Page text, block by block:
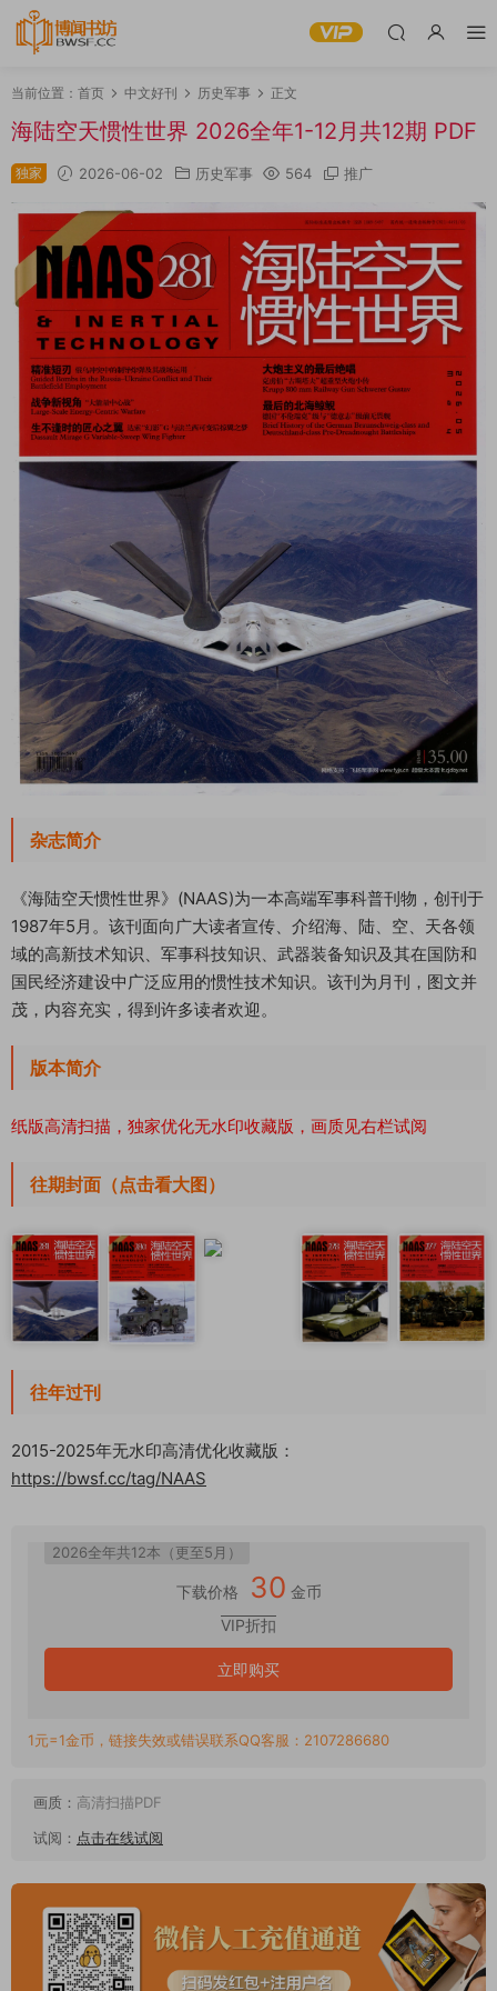
当前位置： 首页 中文好刊 历史军事 正文
海陆空天惯性世界 2026全年1-12月共12期 PDF
独家 2026-06-02 历史军事 564 推广
杂志简介
《海陆空天惯性世界》(NAAS)为一本高端军事科普刊物，创刊于
1987年5月。该刊面向广大读者宣传、介绍海、陆、空、天各领
域的高新技术知识、军事科技知识、武器装备知识及其在国防和
国民经济建设中广泛应用的惯性技术知识。该刊为月刊，图文并
茂，内容充实，得到许多读者欢迎。
版本简介
纸版高清扫描，独家优化无水印收藏版，画质见右栏试阅
往期封面（点击看大图）
往年过刊
2015-2025年无水印高清优化收藏版：
https://bwsf.cc/tag/NAAS
2026全年共12本（更至5月）
下载价格 30 金币
VIP折扣
立即购买
1元=1金币，链接失效或错误联系QQ客服：2107286680
画质： 高清扫描PDF
试阅： 点击在线试阅